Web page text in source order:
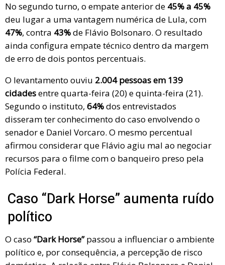
No segundo turno, o empate anterior de 45% a 45%
deu lugar a uma vantagem numérica de Lula, com
47%, contra 43%de Flávio Bolsonaro. O resultado
ainda configura empate técnico dentro da margem
de erro de dois pontos percentuais.
O levantamento ouviu 2.004 pessoas em 139
cidadesentre quarta-feira (20) e quinta-feira (21).
Segundo o instituto, 64%dos entrevistados
disseram ter conhecimento do caso envolvendo o
senador e Daniel Vorcaro. O mesmo percentual
afirmou considerar que Flávio agiu mal ao negociar
recursos para o filme com o banqueiro preso pela
Polícia Federal.
Caso “Dark Horse” aumenta ruído
político
O caso “Dark Horse”passou a influenciar o ambiente
político e, por consequência, a percepção de risco